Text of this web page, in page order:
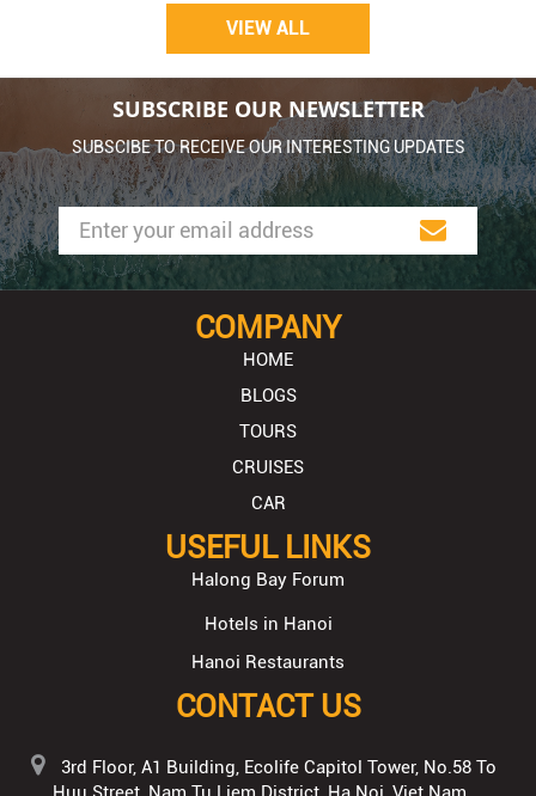
VIEW ALL
SUBSCRIBE OUR NEWSLETTER
SUBSCIBE TO RECEIVE OUR INTERESTING UPDATES
COMPANY
HOME
BLOGS
TOURS
CRUISES
CAR
USEFUL LINKS
Halong Bay Forum
Hotels in Hanoi
Hanoi Restaurants
CONTACT US
3rd Floor, A1 Building, Ecolife Capitol Tower, No.58 To